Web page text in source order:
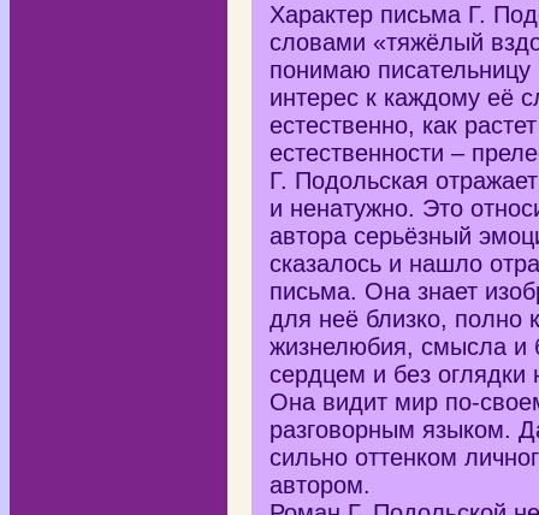
Характер письма Г.
словами «тяжёлый
понимаю
интерес к каждому её
естественно, как
естественности –
Г. Подольская
и ненатужно. Это
автора серьёзный
сказалось и нашло
письма. Она знает
для неё близко, полно
жизнелюбия, смысла и
сердцем и без оглядки
Она видит мир по-
разговорным языком.
сильно оттенком
автором.